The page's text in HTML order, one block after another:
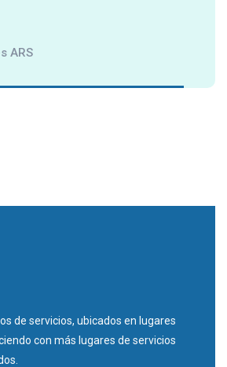
ARS
de servicios, ubicados en lugares
con más lugares de servicios